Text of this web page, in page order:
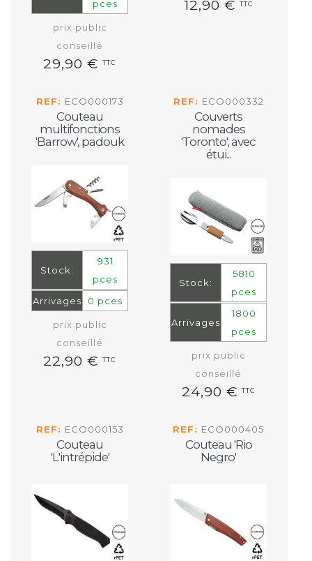
pces
prix public
conseillé
29,90 €TTC
12,90 €TTC
REF: ECO000173
Couteau
multifonctions
'Barrow', padouk
Stock:
931
pces
Arrivages
0 pces
prix public
conseillé
22,90 €TTC
REF: ECO000332
Couverts
nomades
'Toronto', avec
étui...
Stock:
5810
pces
Arrivages
1800
pces
prix public
conseillé
24,90 €TTC
REF: ECO000153
Couteau
'L'intrépide'
REF: ECO000405
Couteau 'Rio
Negro'